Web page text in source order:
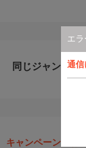
エラ
通
同じジャンルの
キャンペーン・お